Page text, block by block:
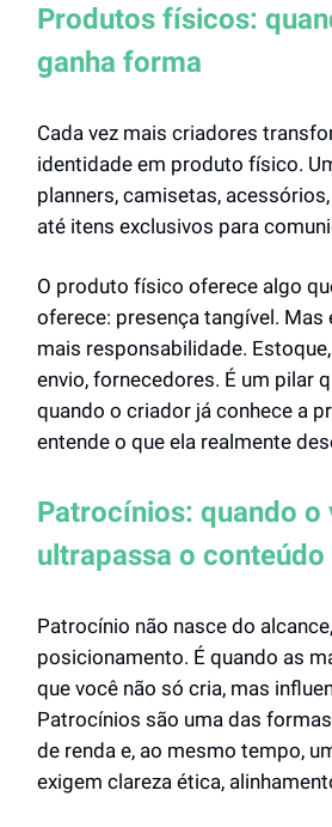
Produtos físicos:
ganha forma
Cada vez mais criadores
identidade em produto físico.
planners, camisetas,
até itens exclusivos para
O produto físico oferece algo
oferece: presença tangível. Mas
mais responsabilidade.
envio, fornecedores. É um pilar
quando o criador já conhece a
entende o que ela realmente
Patrocínios: quando o
ultrapassa o conteúdo
Patrocínio não nasce do
posicionamento. É quando as
que você não só cria, mas
Patrocínios são uma das
de renda e, ao mesmo tempo,
exigem clareza ética,